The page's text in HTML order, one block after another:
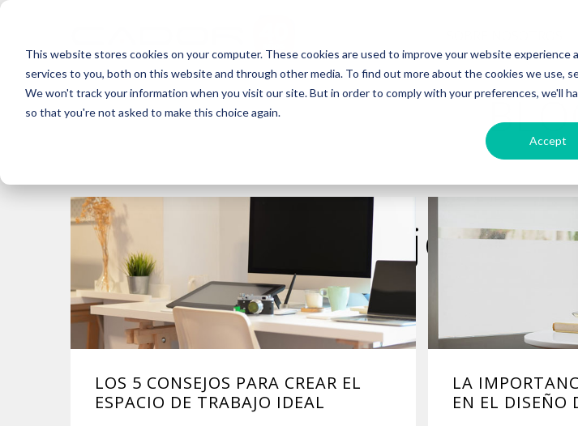
This website stores cookies on your computer. These cookies are used to improve your website experience
services to you, both on this website and through other media. To find out more about the cookies we use,
We won't track your information when you visit our site. But in order to comply with your preferences, we'll
so that you're not asked to make this choice again.
Accept
Posts about
proceso de trabajo
LOS 5 CONSEJOS PARA CREAR EL
ESPACIO DE TRABAJO IDEAL
LA
EN EL DISEÑO